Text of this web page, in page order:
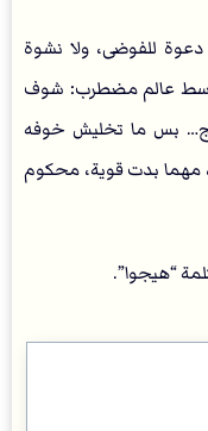
للفوضى، ولا نشوة
وسط عالم مضطرب: شوف
بس ما تخليش خوفه
مهما بدت قوية، محكوم
“هيجوا”.